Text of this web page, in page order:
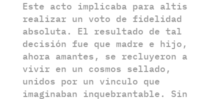
Este acto implicaba para altis
realizar un voto de fidelidad
absoluta. El resultado de tal
decisión fue que madre e hijo,
ahora amantes, se recluyeron a
vivir en un cosmos sellado,
unidos por un vinculo que
imaginaban inquebrantable. Sin